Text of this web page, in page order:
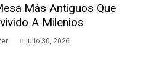
Más Antiguos Que
A Milenios
julio 30, 2026